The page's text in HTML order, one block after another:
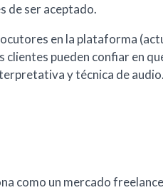
de ser aceptado.
en la plataforma
pueden confiar en
y técnica de
como un mercado freelance